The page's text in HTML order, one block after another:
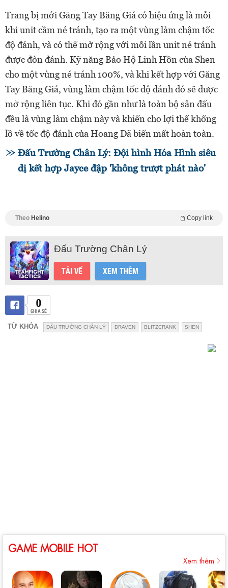
Trang bị mới Găng Tay Băng Giá có hiệu ứng là mỗi
khi unit cầm né tránh, tạo ra một vùng làm chậm tốc
độ đánh, và có thể mở rộng với mỗi lần unit né tránh
được đòn đánh. Kỹ năng Bảo Hộ Linh Hồn của Shen
cho một vùng né tránh 100%, và khi kết hợp với Găng
Tay Băng Giá, vùng làm chậm tốc độ đánh đó sẽ được
mở rộng liên tục. Khi đó gần như là toàn bộ sân đấu
đều là vùng làm chậm này và khiến cho lợi thế khổng
lồ về tốc độ đánh của Hoang Dã biến mất hoàn toàn.
Đấu Trường Chân Lý: Đội hình Hóa Hình siêu
dị kết hợp Jayce đập 'không trượt phát nào'
Theo Helino Copy link
Đấu Trường Chân Lý
TẢI VỀ XEM THÊM
0
CHIA SẺ
TỪ KHÓA ĐẤU TRƯỜNG CHÂN LÝ DRAVEN BLITZCRANK SHEN
GAME MOBILE HOT
Xem thêm